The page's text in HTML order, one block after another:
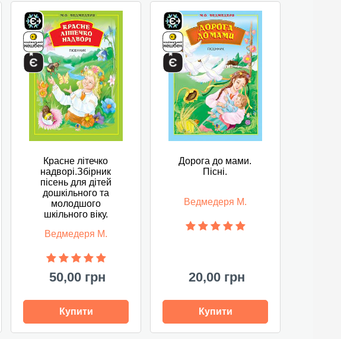
Красне літечко
надворі.Збірник
пісень для дітей
дошкільного та
молодшого
шкільного віку.
Ведмедеря М.
50,00 грн
Купити
Дорога до мами.
Пісні.
Ведмедеря М.
20,00 грн
Купити